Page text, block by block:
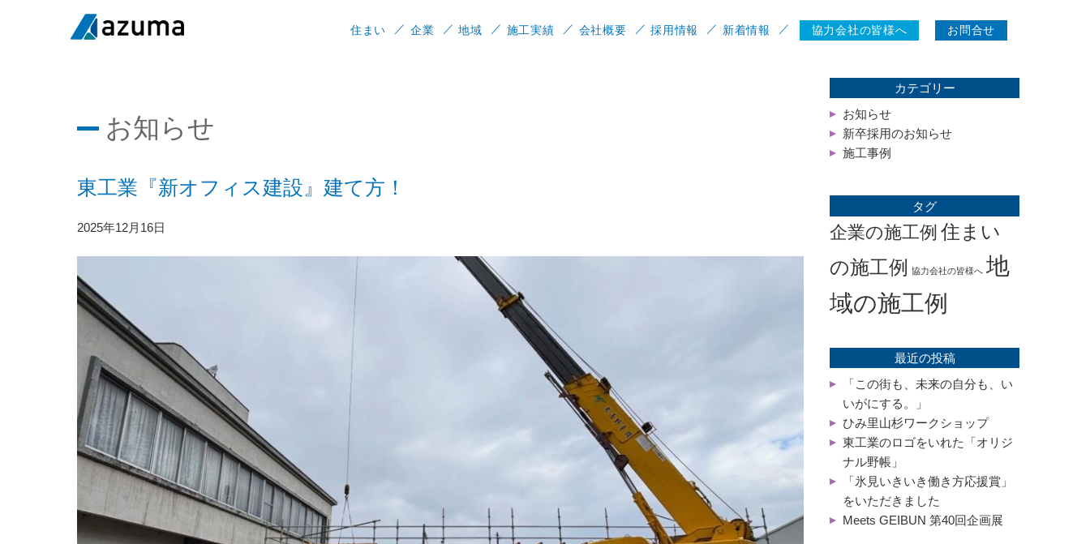
住まい 企業 地域 施工実績 会社概要 採用情報 新着情報 協力会社の皆様へ お問合せ
お知らせ
東工業『新オフィス建設』建て方！
2025年12月16日
カテゴリー
お知らせ
新卒採用のお知らせ
施工事例
タグ
企業の施工例 住まい
の施工例 協力会社の皆様へ 地
域の施工例
最近の投稿
「この街も、未来の自分も、い
いがにする。」
ひみ里山杉ワークショップ
東工業のロゴをいれた「オリジ
ナル野帳」
「氷見いきいき働き方応援賞」
をいただきました
Meets GEIBUN 第40回企画展